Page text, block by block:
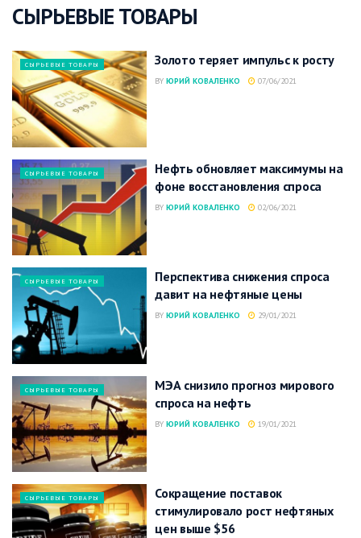
СЫРЬЕВЫЕ ТОВАРЫ
СЫРЬЕВЫЕ ТОВАРЫ Золото теряет импульс к росту
BY ЮРИЙ КОВАЛЕНКО 07/06/2021
СЫРЬЕВЫЕ ТОВАРЫ
Нефть обновляет максимумы на
фоне восстановления спроса
BY ЮРИЙ КОВАЛЕНКО 02/06/2021
СЫРЬЕВЫЕ ТОВАРЫ
Перспектива снижения спроса
давит на нефтяные цены
BY ЮРИЙ КОВАЛЕНКО 29/01/2021
СЫРЬЕВЫЕ ТОВАРЫ
МЭА снизило прогноз мирового
спроса на нефть
BY ЮРИЙ КОВАЛЕНКО 19/01/2021
СЫРЬЕВЫЕ ТОВАРЫ
Сокращение поставок
стимулировало рост нефтяных
цен выше $56